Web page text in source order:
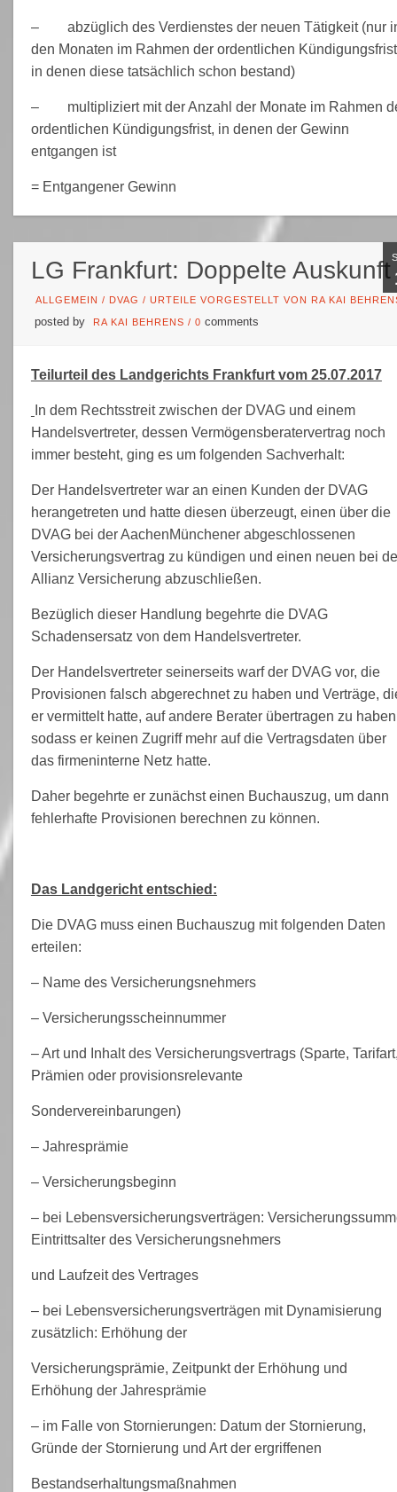
– abzüglich des Verdienstes der neuen Tätigkeit (nur
den Monaten im Rahmen der ordentlichen
in denen diese tatsächlich schon bestand)
– multipliziert mit der Anzahl der Monate im Rahmen
ordentlichen Kündigungsfrist, in denen der Gewinn
entgangen ist
= Entgangener Gewinn
LG Frankfurt: Doppelte Auskunft
ALLGEMEIN / DVAG / URTEILE VORGESTELLT VON RA KAI
posted by RA KAI BEHRENS / 0 comments
Teilurteil des Landgerichts Frankfurt vom 25.07.2017
In dem Rechtsstreit zwischen der DVAG und einem
Handelsvertreter, dessen Vermögensberatervertrag noch
immer besteht, ging es um folgenden Sachverhalt:
Der Handelsvertreter war an einen Kunden der DVAG
herangetreten und hatte diesen überzeugt, einen über die
DVAG bei der AachenMünchener abgeschlossenen
Versicherungsvertrag zu kündigen und einen neuen bei
Allianz Versicherung abzuschließen.
Bezüglich dieser Handlung begehrte die DVAG
Schadensersatz von dem Handelsvertreter.
Der Handelsvertreter seinerseits warf der DVAG vor, die
Provisionen falsch abgerechnet zu haben und Verträge,
er vermittelt hatte, auf andere Berater übertragen zu
sodass er keinen Zugriff mehr auf die Vertragsdaten über
das firmeninterne Netz hatte.
Daher begehrte er zunächst einen Buchauszug, um dann
fehlerhafte Provisionen berechnen zu können.
Das Landgericht entschied:
Die DVAG muss einen Buchauszug mit folgenden Daten
erteilen:
– Name des Versicherungsnehmers
– Versicherungsscheinnummer
– Art und Inhalt des Versicherungsvertrags (Sparte,
Prämien oder provisionsrelevante
Sondervereinbarungen)
– Jahresprämie
– Versicherungsbeginn
– bei Lebensversicherungsverträgen:
Eintrittsalter des Versicherungsnehmers
und Laufzeit des Vertrages
– bei Lebensversicherungsverträgen mit Dynamisierung
zusätzlich: Erhöhung der
Versicherungsprämie, Zeitpunkt der Erhöhung und
Erhöhung der Jahresprämie
– im Falle von Stornierungen: Datum der Stornierung,
Gründe der Stornierung und Art der ergriffenen
Bestandserhaltungsmaßnahmen